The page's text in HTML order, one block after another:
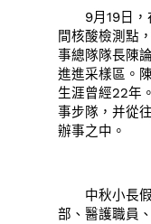
9月19日，
間核酸檢測點
事總隊隊長陳
進進采樣區。
生涯曾經22年
事步隊，并從
辦事之中。
中秋小長假
部、醫護職員